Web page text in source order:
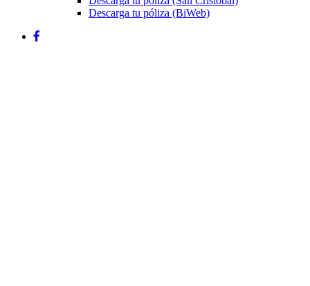
Descarga tu póliza (BiWeb)